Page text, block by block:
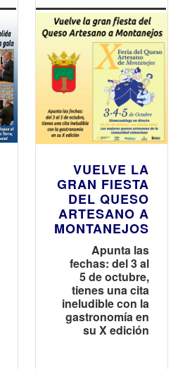
VUELVE LA
GRAN FIESTA
DEL QUESO
ARTESANO A
MONTANEJOS
Apunta las
fechas: del 3 al
5 de octubre,
tienes una cita
ineludible con la
gastronomía en
su X edición